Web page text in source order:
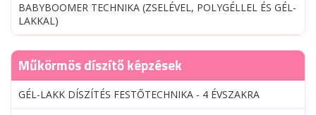
BABYBOOMER TECHNIKA (ZSELÉVEL, POLYGÉLLEL ÉS GÉL-
LAKKAL)
Műkörmös díszítő képzések
GÉL-LAKK DÍSZÍTÉS FESTŐTECHNIKA - 4 ÉVSZAKRA